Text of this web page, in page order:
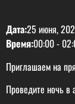
Дата:25 июня,
Время:00:00-
Приглашаем на
Проведите ночь